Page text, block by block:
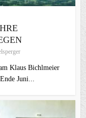
Klaus Bichlmeier
Juni...